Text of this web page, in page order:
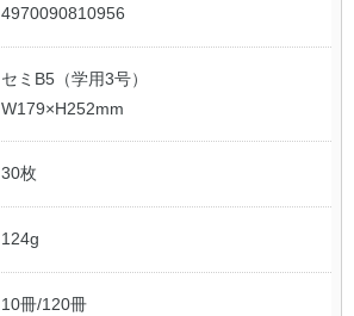
4970090810956
セミB5（学用3号）
W179×H252mm
30枚
124g
10冊/120冊